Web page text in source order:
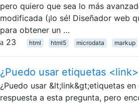
pero quiero que sea lo más
modificada (¡lo sé! Diseñador web
para obtener un …
23
html html5 microdata markup
¿Puedo usar etiquetas
¿Puedo usar &lt;link&gt;etiquetas
respuesta a esta pregunta, pero